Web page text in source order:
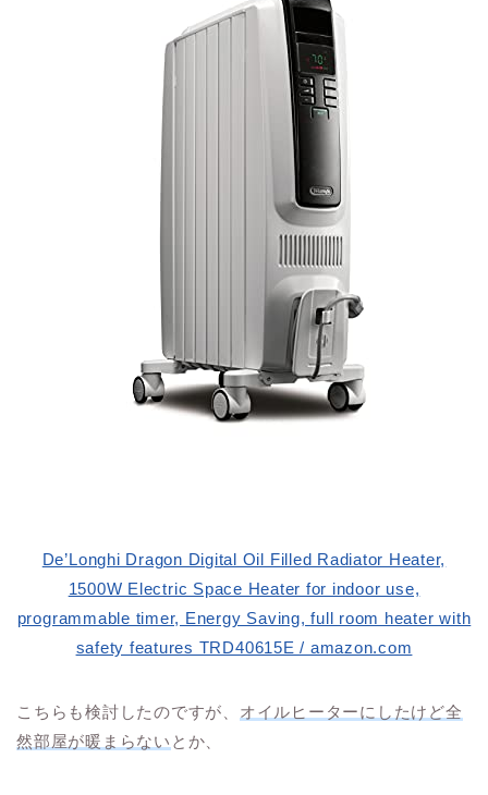
De’Longhi Dragon Digital Oil Filled Radiator Heater,
1500W Electric Space Heater for indoor use,
programmable timer, Energy Saving, full room heater with
safety features TRD40615E / amazon.com
こちらも検討したのですが、 オイルヒーターにしたけど全
然部屋が暖まらない とか、